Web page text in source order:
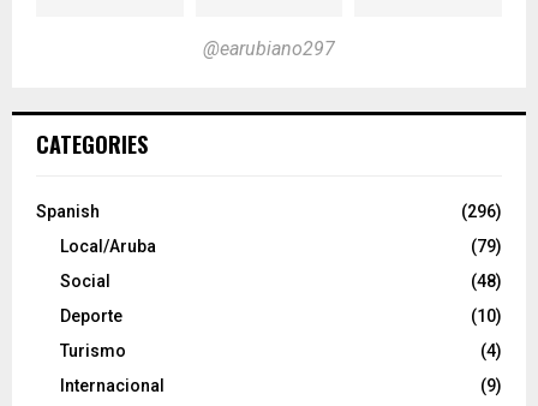
@earubiano297
CATEGORIES
Spanish
(296)
Local/Aruba
(79)
Social
(48)
Deporte
(10)
Turismo
(4)
Internacional
(9)